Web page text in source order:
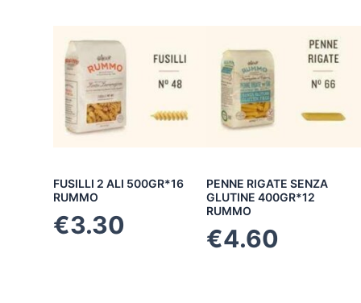
FUSILLI 2 ALI 500GR*16
RUMMO
€3.30
PENNE RIGATE SENZA
GLUTINE 400GR*12
RUMMO
€4.60